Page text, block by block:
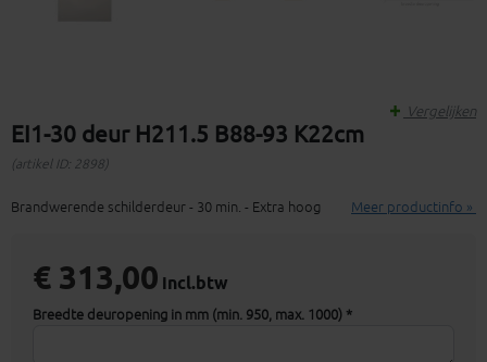
EI1-30 deur H211.5 B88-93 K22cm
(artikel ID: 2898)
Vergelijken
Brandwerende schilderdeur - 30 min. - Extra hoog Meer productinfo »
€ 313,00 incl.btw
Breedte deuropening in mm (min. 950, max. 1000) *